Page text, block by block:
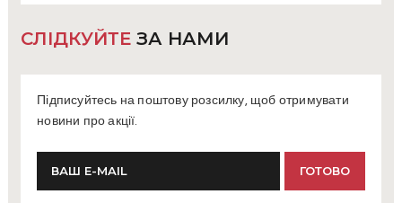
СЛІДКУЙТЕ ЗА НАМИ
Підписуйтесь на поштову розсилку, щоб отримувати
новини про акції.